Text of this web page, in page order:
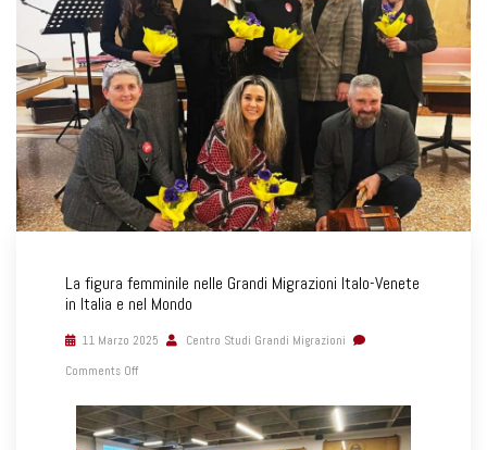
La figura femminile nelle Grandi Migrazioni Italo-Venete
in Italia e nel Mondo
11 Marzo 2025
Centro Studi Grandi Migrazioni
Comments Off